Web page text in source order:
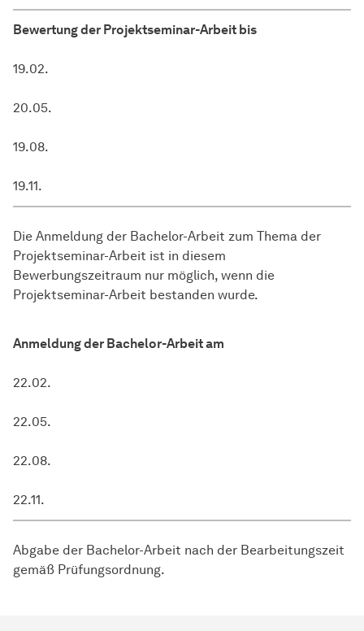
Bewertung der Projektseminar-Arbeit bis
19.02.
20.05.
19.08.
19.11.
Die Anmeldung der Bachelor-Arbeit zum Thema der
Projektseminar-Arbeit ist in diesem
Bewerbungszeitraum nur möglich, wenn die
Projektseminar-Arbeit bestanden wurde.
Anmeldung der Bachelor-Arbeit am
22.02.
22.05.
22.08.
22.11.
Abgabe der Bachelor-Arbeit nach der Bearbeitungszeit
gemäß Prüfungsordnung.